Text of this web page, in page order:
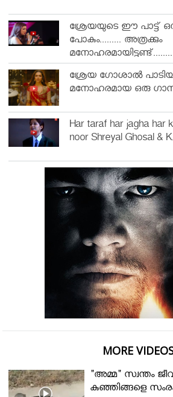
ശ്രേയയുടെ ഈ പാട്ട്
പോകും......... അത്രക്കും
ശ്രേയ ഗോശാൽ പാടിയ
മനോഹരമായ ഒരു
Har taraf har jagha har
noor Shreyal Ghosal &
MORE
"അമ്മ" സ്വന്തം
കുഞ്ഞിങ്ങളെ